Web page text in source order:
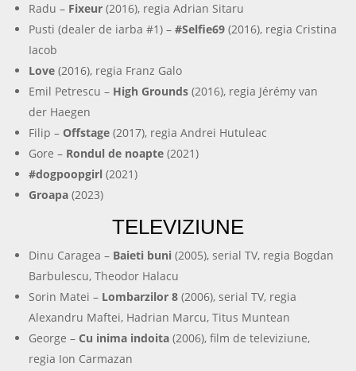
Radu – Fixeur (2016), regia Adrian Sitaru
Pusti (dealer de iarba #1) –#Selfie69 (2016), regia Cristina
Iacob
Love (2016), regia Franz Galo
Emil Petrescu – High Grounds (2016), regia Jérémy van
der Haegen
Filip – Offstage (2017), regia Andrei Hutuleac
Gore – Rondul de noapte (2021)
#dogpoopgirl (2021)
Groapa (2023)
TELEVIZIUNE
Dinu Caragea – Baieti buni (2005), serial TV, regia Bogdan
Barbulescu, Theodor Halacu
Sorin Matei – Lombarzilor 8 (2006), serial TV, regia
Alexandru Maftei, Hadrian Marcu, Titus Muntean
George – Cu inima indoita (2006), film de televiziune,
regia Ion Carmazan